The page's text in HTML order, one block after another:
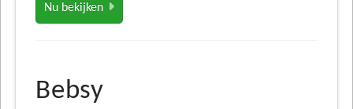
Nu bekijken
Bebsy